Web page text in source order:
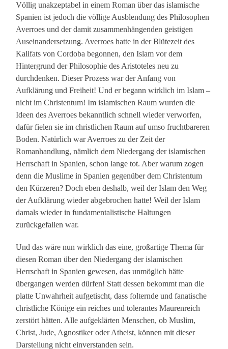
Völlig unakzeptabel in einem Roman über das islamische
Spanien ist jedoch die völlige Ausblendung des Philosophen
Averroes und der damit zusammenhängenden geistigen
Auseinandersetzung. Averroes hatte in der Blütezeit des
Kalifats von Cordoba begonnen, den Islam vor dem
Hintergrund der Philosophie des Aristoteles neu zu
durchdenken. Dieser Prozess war der Anfang von
Aufklärung und Freiheit! Und er begann wirklich im Islam –
nicht im Christentum! Im islamischen Raum wurden die
Ideen des Averroes bekanntlich schnell wieder verworfen,
dafür fielen sie im christlichen Raum auf umso fruchtbareren
Boden. Natürlich war Averroes zu der Zeit der
Romanhandlung, nämlich dem Niedergang der islamischen
Herrschaft in Spanien, schon lange tot. Aber warum zogen
denn die Muslime in Spanien gegenüber dem Christentum
den Kürzeren? Doch eben deshalb, weil der Islam den Weg
der Aufklärung wieder abgebrochen hatte! Weil der Islam
damals wieder in fundamentalistische Haltungen
zurückgefallen war.
Und das wäre nun wirklich das eine, großartige Thema für
diesen Roman über den Niedergang der islamischen
Herrschaft in Spanien gewesen, das unmöglich hätte
übergangen werden dürfen! Statt dessen bekommt man die
platte Unwahrheit aufgetischt, dass folternde und fanatische
christliche Könige ein reiches und tolerantes Maurenreich
zerstört hätten. Alle aufgeklärten Menschen, ob Muslim,
Christ, Jude, Agnostiker oder Atheist, können mit dieser
Darstellung nicht einverstanden sein.